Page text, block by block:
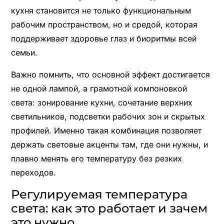
кухня становится не только функциональным
рабочим пространством, но и средой, которая
поддерживает здоровье глаз и биоритмы всей
семьи.
Важно помнить, что основной эффект достигается
не одной лампой, а грамотной компоновкой
света: зонирование кухни, сочетание верхних
светильников, подсветки рабочих зон и скрытых
профилей. Именно такая комбинация позволяет
держать световые акценты там, где они нужны, и
плавно менять его температуру без резких
переходов.
Регулируемая температура
света: как это работает и зачем